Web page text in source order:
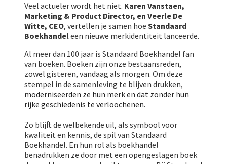
Veel actueler wordt het niet. Karen Vanstaen,
Marketing & Product Director, en Veerle De
Witte, CEO, vertellen je samen hoeStandaard
Boekhandeleen nieuwe merkidentiteit lanceerde.
Al meer dan 100 jaar is Standaard Boekhandel fan
van boeken. Boeken zijn onze bestaansreden,
zowel gisteren, vandaag als morgen. Om deze
stempel in de samenleving te blijven drukken,
moderniseerden ze hun merk en dat zonder hun
rijke geschiedenis te verloochenen.
Zo blijft de welbekende uil, als symbool voor
kwaliteit en kennis, de spil van Standaard
Boekhandel. En hun rol als boekhandel
benadrukken ze door met een opengeslagen boek